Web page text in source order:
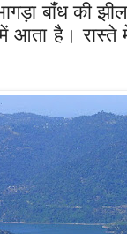
बाँध की
आता है। रास्ते